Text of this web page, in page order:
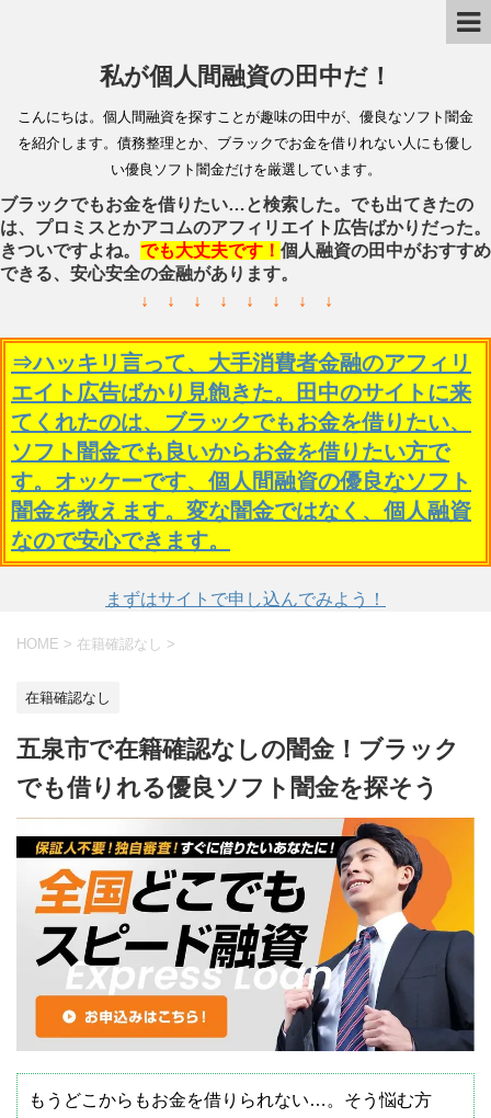
私が個人間融資の田中だ！
こんにちは。個人間融資を探すことが趣味の田中が、優良なソフト闇金
を紹介します。債務整理とか、ブラックでお金を借りれない人にも優し
い優良ソフト闇金だけを厳選しています。
ブラックでもお金を借りたい…と検索した。でも出てきたの
は、プロミスとかアコムのアフィリエイト広告ばかりだった。
きついですよね。 でも大丈夫です！ 個人融資の田中がおすすめ
できる、安心安全の金融があります。
↓ ↓ ↓ ↓ ↓ ↓ ↓ ↓
⇒ハッキリ言って、大手消費者金融のアフィリ
エイト広告ばかり見飽きた。田中のサイトに来
てくれたのは、ブラックでもお金を借りたい、
ソフト闇金でも良いからお金を借りたい方で
す。オッケーです、個人間融資の優良なソフト
闇金を教えます。変な闇金ではなく、個人融資
なので安心できます。
まずはサイトで申し込んでみよう！
HOME > 在籍確認なし >
在籍確認なし
五泉市で在籍確認なしの闇金！ブラック
でも借りれる優良ソフト闇金を探そう
もうどこからもお金を借りられない…。そう悩む方